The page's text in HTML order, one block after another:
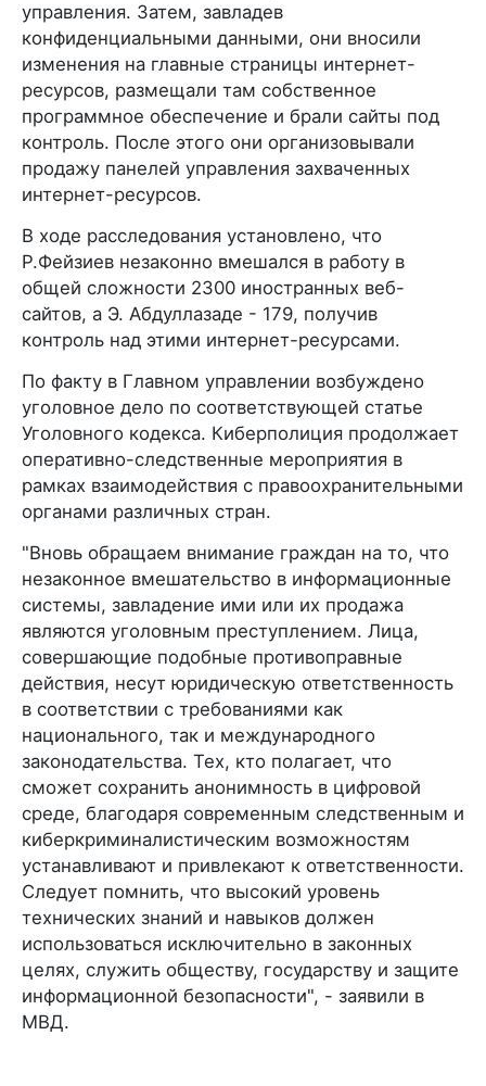
управления. Затем, завладев
конфиденциальными данными, они вносили
изменения на главные страницы интернет-
ресурсов, размещали там собственное
программное обеспечение и брали сайты под
контроль. После этого они организовывали
продажу панелей управления захваченных
интернет-ресурсов.
В ходе расследования установлено, что
Р.Фейзиев незаконно вмешался в работу в
общей сложности 2300 иностранных веб-
сайтов, а Э. Абдуллазаде - 179, получив
контроль над этими интернет-ресурсами.
По факту в Главном управлении возбуждено
уголовное дело по соответствующей статье
Уголовного кодекса. Киберполиция продолжает
оперативно-следственные мероприятия в
рамках взаимодействия с правоохранительными
органами различных стран.
"Вновь обращаем внимание граждан на то, что
незаконное вмешательство в информационные
системы, завладение ими или их продажа
являются уголовным преступлением. Лица,
совершающие подобные противоправные
действия, несут юридическую ответственность
в соответствии с требованиями как
национального, так и международного
законодательства. Тех, кто полагает, что
сможет сохранить анонимность в цифровой
среде, благодаря современным следственным и
киберкриминалистическим возможностям
устанавливают и привлекают к ответственности.
Следует помнить, что высокий уровень
технических знаний и навыков должен
использоваться исключительно в законных
целях, служить обществу, государству и защите
информационной безопасности", - заявили в
МВД.